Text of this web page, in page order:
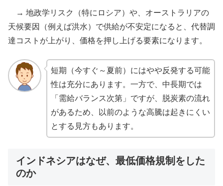
→ 地政学リスク（特にロシア）や、オーストラリアの
天候要因（例えば洪水）で供給が不安定になると、代替調
達コストが上がり、価格を押し上げる要素になります。
短期（今すぐ～夏前）にはやや反発する可能
性は充分にあります。一方で、中長期では
「需給バランス次第」ですが、脱炭素の流れ
があるため、以前のような高騰は起きにくい
とする見方もあります。
インドネシアはなぜ、最低価格規制をした
のか